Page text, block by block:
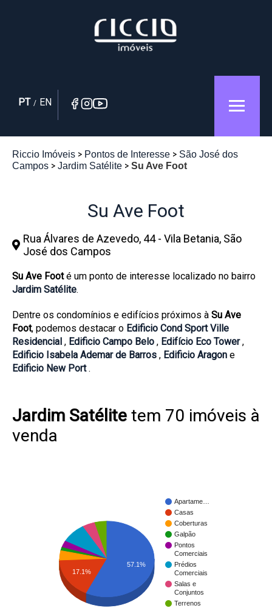
PT / EN
Riccio Imóveis Pontos de Interesse
São José dos
Campos
Jardim Satélite Su Ave Foot
Su Ave Foot
Rua Álvares de Azevedo, 44 - Vila Betania, São
José dos Campos
Su Ave Footé um ponto de interesse localizado no bairro
Jardim Satélite.
Dentre os condomínios e edifícios próximos à Su Ave
Foot, podemos destacar o Edificio Cond Sport Ville
Residencial , Edificio Campo Belo , Edifício Eco Tower,
Edificio Isabela Ademar de Barros , Edificio Aragon e
Edificio New Port.
Jardim Satélite tem 70 imóveis à
venda
Apartame…
Casas
Coberturas
Galpão
Pontos
Comerciais
Prédios
Comerciais
Salas e
Conjuntos
Terrenos
17.1%
57.1%